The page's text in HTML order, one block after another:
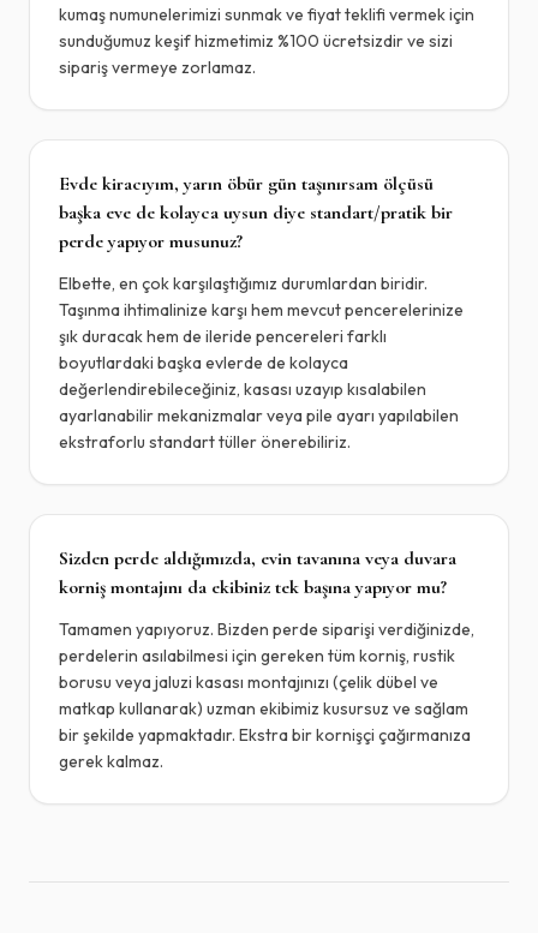
kumaş numunelerimizi sunmak ve fiyat teklifi vermek için
sunduğumuz keşif hizmetimiz %100 ücretsizdir ve sizi
sipariş vermeye zorlamaz.
Evde kiracıyım, yarın öbür gün taşınırsam ölçüsü
başka eve de kolayca uysun diye standart/pratik bir
perde yapıyor musunuz?
Elbette, en çok karşılaştığımız durumlardan biridir.
Taşınma ihtimalinize karşı hem mevcut pencerelerinize
şık duracak hem de ileride pencereleri farklı
boyutlardaki başka evlerde de kolayca
değerlendirebileceğiniz, kasası uzayıp kısalabilen
ayarlanabilir mekanizmalar veya pile ayarı yapılabilen
ekstraforlu standart tüller önerebiliriz.
Sizden perde aldığımızda, evin tavanına veya duvara
korniş montajını da ekibiniz tek başına yapıyor mu?
Tamamen yapıyoruz. Bizden perde siparişi verdiğinizde,
perdelerin asılabilmesi için gereken tüm korniş, rustik
borusu veya jaluzi kasası montajınızı (çelik dübel ve
matkap kullanarak) uzman ekibimiz kusursuz ve sağlam
bir şekilde yapmaktadır. Ekstra bir kornişçi çağırmanıza
gerek kalmaz.